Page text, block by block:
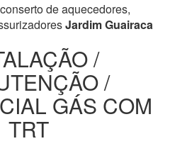
de aquecedores,
Jardim Guairaca
/
/
GÁS COM
TRT